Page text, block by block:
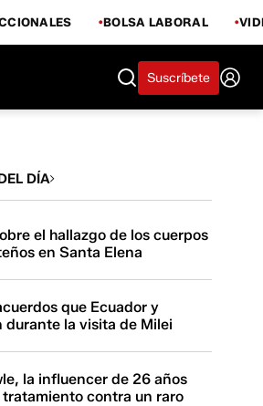
BOLSA LABORAL
Suscríbete
DÍA
el hallazgo de los cuerpos
en Santa Elena
que Ecuador y
la visita de Milei
la influencer de 26 años
contra un raro